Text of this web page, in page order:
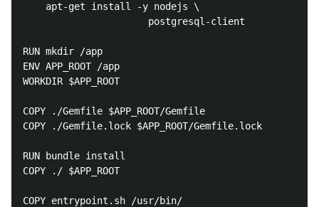
    apt-get install -y nodejs \
                      postgresql-client
RUN mkdir /app
ENV APP_ROOT /app
WORKDIR $APP_ROOT
COPY ./Gemfile $APP_ROOT/Gemfile
COPY ./Gemfile.lock $APP_ROOT/Gemfile.lock
RUN bundle install
COPY ./ $APP_ROOT
COPY entrypoint.sh /usr/bin/